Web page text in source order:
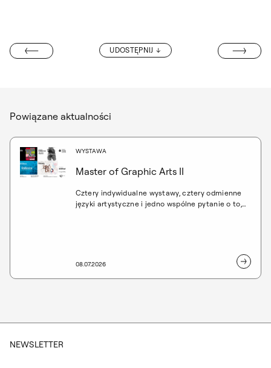
UDOSTĘPNIJ
NA 60-LECIE
KATALOG
Powiązane aktualności
WYSTAWA
Master of Graphic Arts II
Cztery indywidualne wystawy, cztery odmienne
języki artystyczne i jedno wspólne pytanie o to,
Hamilton, Jakub Tadeusz Gadek, Magdalena
Malena Jankowska i Anna Młyniec badają źródła
08.07.2026
NEWSLETTER